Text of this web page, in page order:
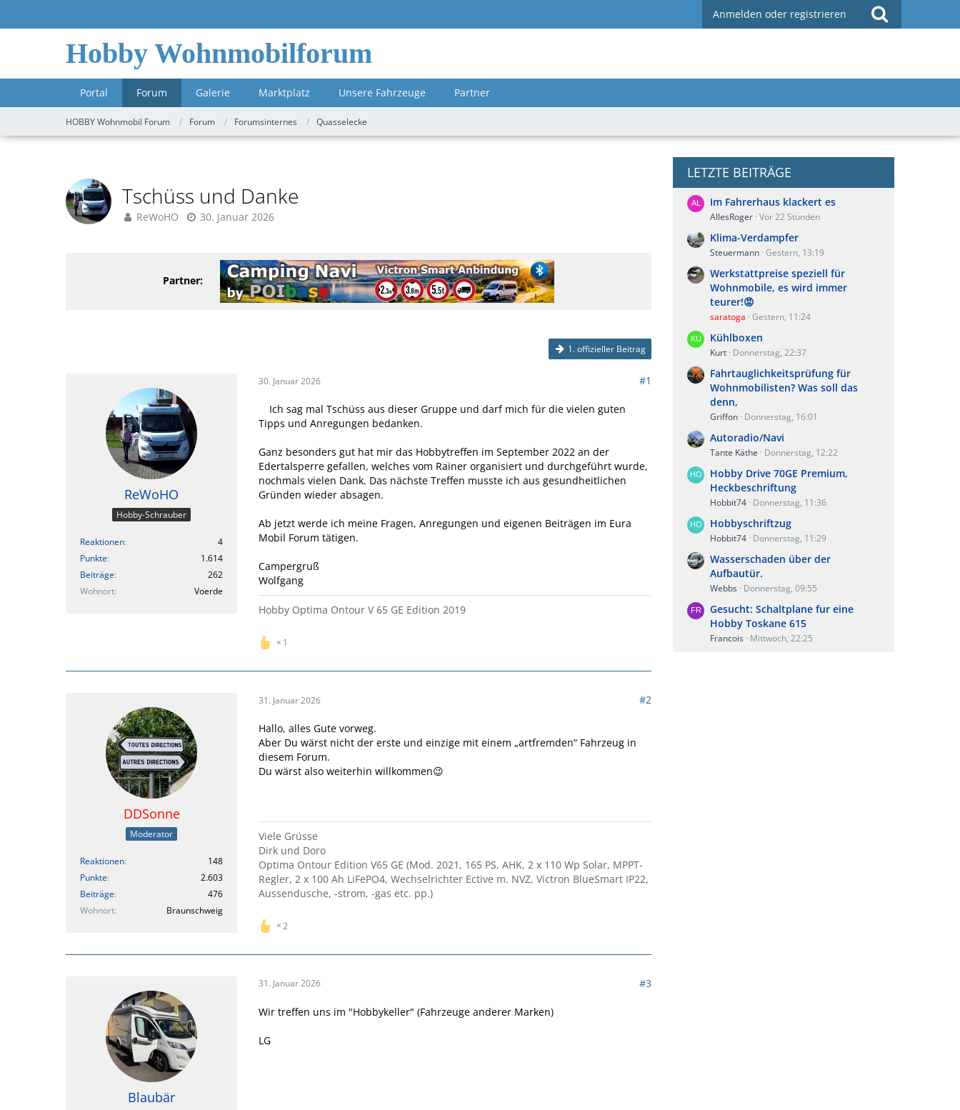
Anmelden oder registrieren
Hobby Wohnmobilforum
Portal Forum Galerie Marktplatz Unsere Fahrzeuge Partner
HOBBY Wohnmobil Forum Forum Forumsinternes Quasselecke
Tschüss und Danke
ReWoHO 30. Januar 2026
Partner:
1. offizieller Beitrag
ReWoHO
Hobby-Schrauber
Reaktionen
4
Punkte
1.614
Beiträge
262
Wohnort
Voerde
30. Januar 2026 #1
Ich sag mal Tschüss aus dieser Gruppe und darf mich für die vielen guten
Tipps und Anregungen bedanken.
Ganz besonders gut hat mir das Hobbytreffen im September 2022 an der
Edertalsperre gefallen, welches vom Rainer organisiert und durchgeführt wurde,
nochmals vielen Dank. Das nächste Treffen musste ich aus gesundheitlichen
Gründen wieder absagen.
Ab jetzt werde ich meine Fragen, Anregungen und eigenen Beiträgen im Eura
Mobil Forum tätigen.
Campergruß
Wolfgang
Hobby Optima Ontour V 65 GE Edition 2019
1
DDSonne
Moderator
Reaktionen
148
Punkte
2.603
Beiträge
476
Wohnort
Braunschweig
31. Januar 2026 #2
Hallo, alles Gute vorweg.
Aber Du wärst nicht der erste und einzige mit einem „artfremden“ Fahrzeug in
diesem Forum.
Du wärst also weiterhin willkommen😉
Viele Grüsse
Dirk und Doro
Optima Ontour Edition V65 GE (Mod. 2021, 165 PS, AHK, 2 x 110 Wp Solar, MPPT-
Regler, 2 x 100 Ah LiFePO4, Wechselrichter Ective m. NVZ, Victron BlueSmart IP22,
Aussendusche, -strom, -gas etc. pp.)
2
Blaubär
31. Januar 2026 #3
Wir treffen uns im "Hobbykeller" (Fahrzeuge anderer Marken)
LG
LETZTE BEITRÄGE
Im Fahrerhaus klackert es
AllesRoger Vor 22 Stunden
Klima-Verdampfer
Steuermann Gestern, 13:19
Werkstattpreise speziell für
Wohnmobile, es wird immer
teurer!😡
saratoga Gestern, 11:24
Kühlboxen
Kurt Donnerstag, 22:37
Fahrtauglichkeitsprüfung für
Wohnmobilisten? Was soll das
denn,
Griffon Donnerstag, 16:01
Autoradio/Navi
Tante Käthe Donnerstag, 12:22
Hobby Drive 70GE Premium,
Heckbeschriftung
Hobbit74 Donnerstag, 11:36
Hobbyschriftzug
Hobbit74 Donnerstag, 11:29
Wasserschaden über der
Aufbautür.
Webbs Donnerstag, 09:55
Gesucht: Schaltplane fur eine
Hobby Toskane 615
Francois Mittwoch, 22:25